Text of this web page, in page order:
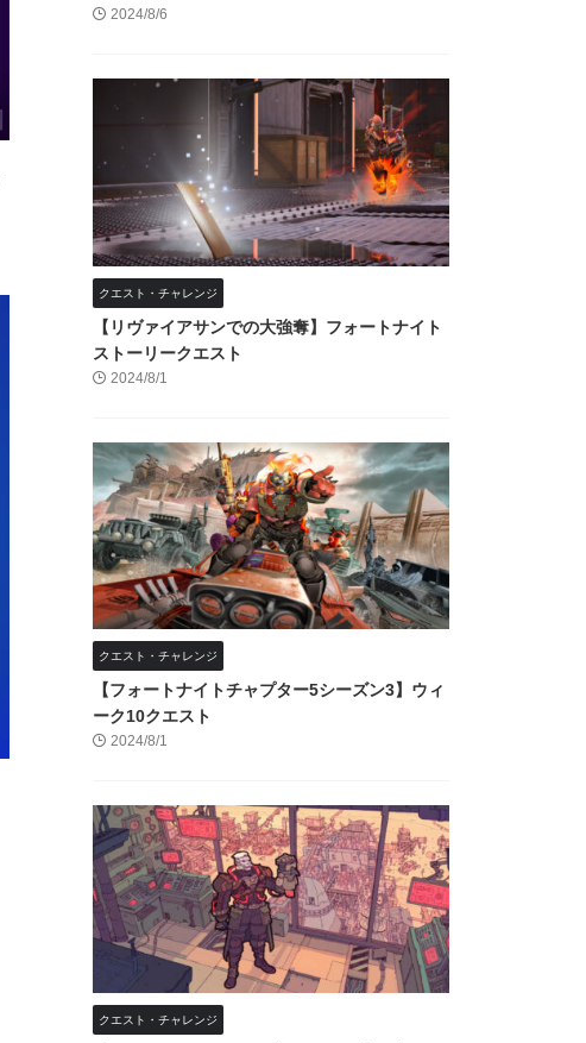
2024/8/6
クエスト・チャレンジ
【リヴァイアサンでの大強奪】フォートナイト
ストーリークエスト
2024/8/1
クエスト・チャレンジ
【フォートナイトチャプター5シーズン3】ウィ
ーク10クエスト
2024/8/1
クエスト・チャレンジ